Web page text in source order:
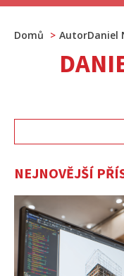
Domů AutorDaniel
NEJNOVĚJŠÍ